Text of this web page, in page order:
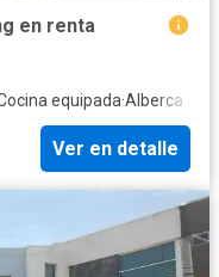
en renta
equipada·Alberca
Ver en detalle